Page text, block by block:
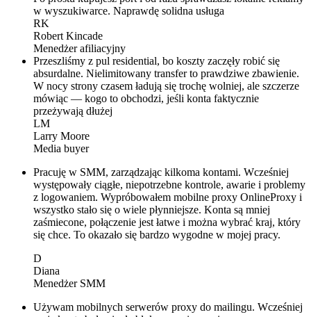
w wyszukiwarce. Naprawdę solidna usługa
RK
Robert Kincade
Menedżer afiliacyjny
Przeszliśmy z pul residential, bo koszty zaczęły robić się
absurdalne. Nielimitowany transfer to prawdziwe zbawienie.
W nocy strony czasem ładują się trochę wolniej, ale szczerze
mówiąc — kogo to obchodzi, jeśli konta faktycznie
przeżywają dłużej
LM
Larry Moore
Media buyer
Pracuję w SMM, zarządzając kilkoma kontami. Wcześniej
występowały ciągłe, niepotrzebne kontrole, awarie i problemy
z logowaniem. Wypróbowałem mobilne proxy OnlineProxy i
wszystko stało się o wiele płynniejsze. Konta są mniej
zaśmiecone, połączenie jest łatwe i można wybrać kraj, który
się chce. To okazało się bardzo wygodne w mojej pracy.
D
Diana
Menedżer SMM
Używam mobilnych serwerów proxy do mailingu. Wcześniej